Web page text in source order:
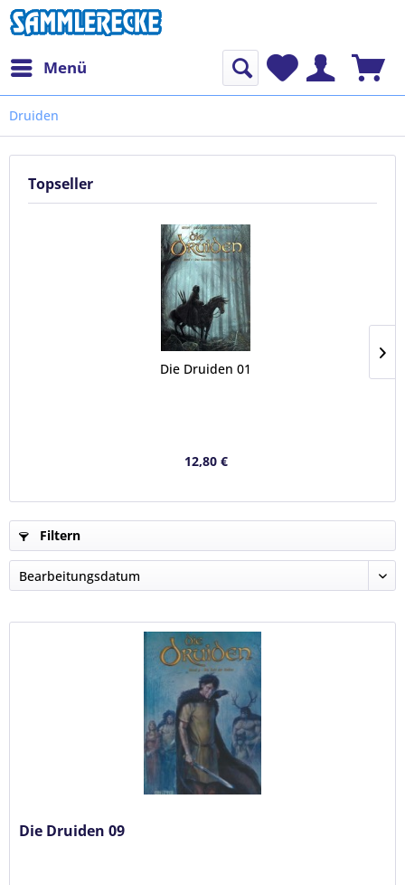
Menü
Druiden
Topseller
Die Druiden 01
12,80 €
Filtern
Die Druiden 09